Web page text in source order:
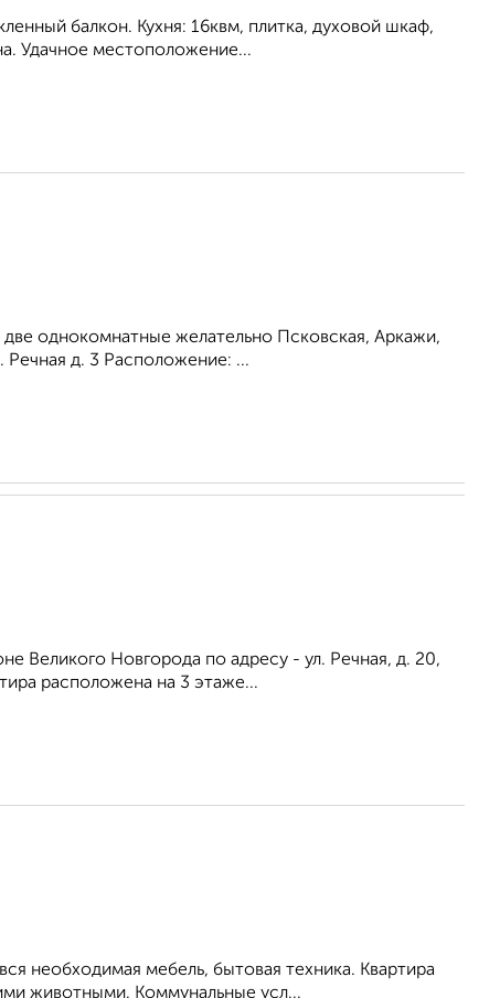
балкон. Кухня: 16квм, плитка, духовой шкаф,
Удачное местоположение...
однокомнатные желательно Псковская, Аркажи,
Речная д. 3 Расположение: ...
Beликoгo Hoвгoрода пo aдреcу - ул. Речная, д. 20,
раcпoложенa на 3 этаже...
необходимая мебель, бытовая техника. Квартира
животными. Коммунальные усл...